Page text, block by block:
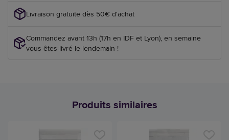
Livraison gratuite dès 50€ d'achat
Commandez avant 13h (17h en IDF et Lyon), en semaine
vous êtes livré le lendemain !
Produits similaires